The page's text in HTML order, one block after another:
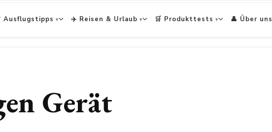
Ausflugstipps ✈️ Reisen & Urlaub 🛒 Produkttests 👤 Über uns
Gerät